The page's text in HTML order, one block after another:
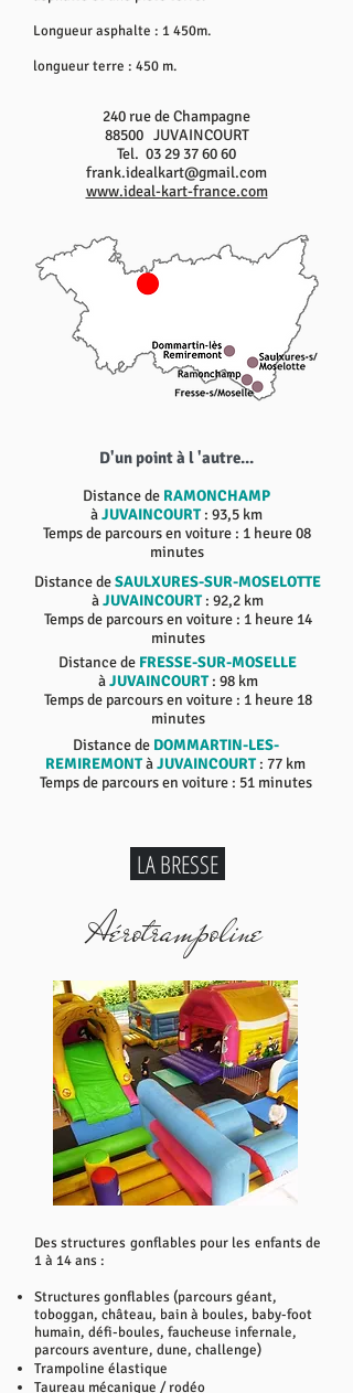
Longueur asphalte : 1 450m.
longueur terre : 450 m.
240 rue de Champagne
88500 JUVAINCOURT
Tel. 03 29 37 60 60
frank.idealkart@gmail.com
www.ideal-kart-france.com
D'un point à l 'autre...
Distance de RAMONCHAMP
àJUVAINCOURT: 93,5 km
Temps de parcours en voiture : 1 heure 08
minutes
Distance deSAULXURES-SUR-MOSELOTTE
àJUVAINCOURT: 92,2 km
Temps de parcours en voiture : 1 heure 14
minutes
Distance de FRESSE-SUR-MOSELLE
àJUVAINCOURT: 98 km
Temps de parcours en voiture : 1 heure 18
minutes
Distance de DOMMARTIN-LES-
REMIREMONTàJUVAINCOURT: 77 km
Temps de parcours en voiture : 51 minutes
LA BRESSE
Aérotrampoline
Des structures gonflables pour les enfants de
1 à 14 ans :
Structures gonflables (parcours géant,
toboggan, château, bain à boules, baby-foot
humain, défi-boules, faucheuse infernale,
parcours aventure, dune, challenge)
Trampoline élastique
Taureau mécanique / rodéo